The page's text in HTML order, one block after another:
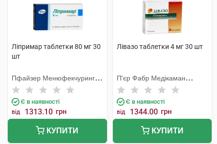
Ліпримар таблетки 80 мг 30
шт
Пфайзер Менюфекчуринг
Дойчленд
Є в наявності
від 1313.10 грн
КУПИТИ
Лівазо таблетки 4 мг 30 шт
П'єр Фабр Медікаман
Продакшн
Є в наявності
від 1344.00 грн
КУПИТИ